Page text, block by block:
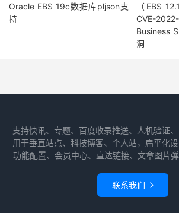
Oracle EBS 19c数据库pljson支
持
（EBS
CVE-
Business
洞
支持快讯、专题、百度收录推送、人机验证
用于垂直站点、科技博客、个人站，扁平化
功能配置、会员中心、直达链接、文章图片
联系我们 